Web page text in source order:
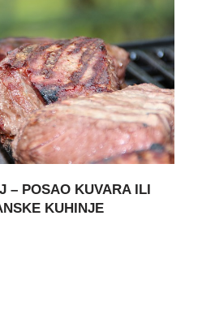
– POSAO KUVARA ILI
KUHINJE